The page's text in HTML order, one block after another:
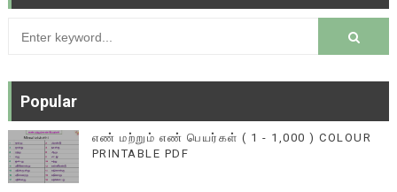
Popular
எண் மற்றும் எண் பெயர்கள் ( 1 - 1,000 ) COLOUR
PRINTABLE PDF